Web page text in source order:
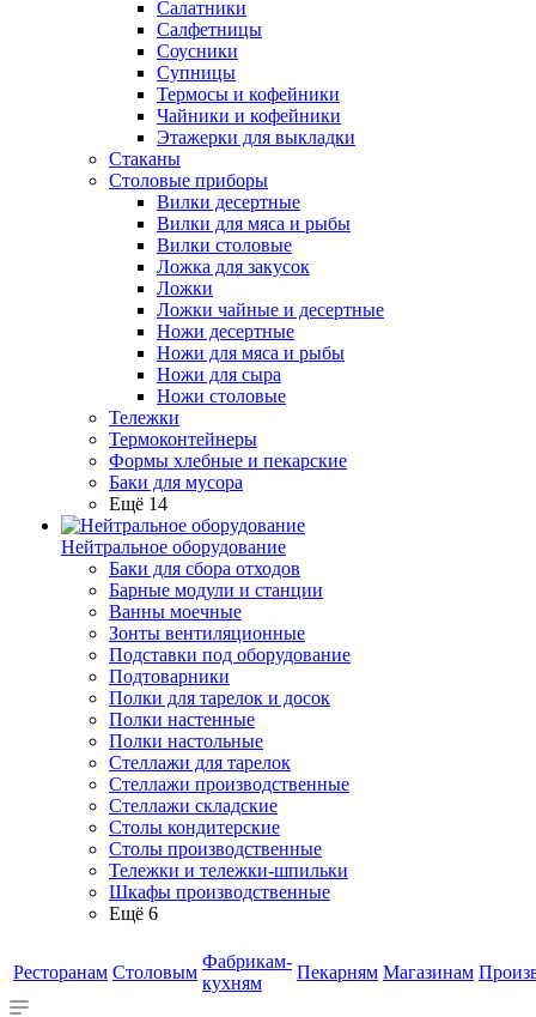
Салатники
Салфетницы
Соусники
Супницы
Термосы и кофейники
Чайники и кофейники
Этажерки для выкладки
Стаканы
Столовые приборы
Вилки десертные
Вилки для мяса и рыбы
Вилки столовые
Ложка для закусок
Ложки
Ложки чайные и десертные
Ножи десертные
Ножи для мяса и рыбы
Ножи для сыра
Ножи столовые
Тележки
Термоконтейнеры
Формы хлебные и пекарские
Баки для мусора
Ещё 14
Нейтральное оборудование
Баки для сбора отходов
Барные модули и станции
Ванны моечные
Зонты вентиляционные
Подставки под оборудование
Подтоварники
Полки для тарелок и досок
Полки настенные
Полки настольные
Стеллажи для тарелок
Стеллажи производственные
Стеллажи складские
Столы кондитерские
Столы производственные
Тележки и тележки-шпильки
Шкафы производственные
Ещё 6
Ресторанам Столовым
Фабрикам-
кухням
Пекарням Магазинам